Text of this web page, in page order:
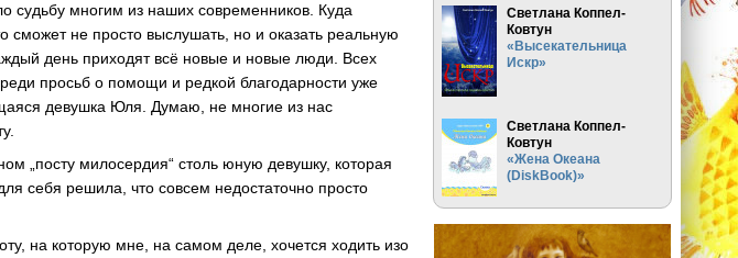
судьбу многим из наших современников. Куда
не просто выслушать, но и оказать реальную
день приходят всё новые и новые люди. Всех
просьб о помощи и редкой благодарности уже
девушка Юля. Думаю, не многие из нас
„посту милосердия“ столь юную девушку, которая
себя решила, что совсем недостаточно просто
на которую мне, на самом деле, хочется ходить изо
Светлана Коппел-
Ковтун
«Высекательница
Искр»
Светлана Коппел-
Ковтун
«Жена Океана
(DiskBook)»